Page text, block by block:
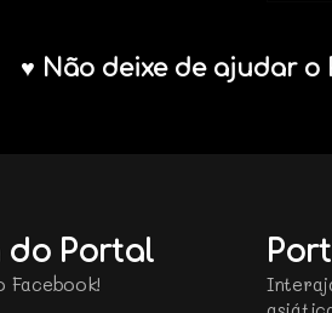
♥ Não deixe de ajudar
do Portal
Facebook!